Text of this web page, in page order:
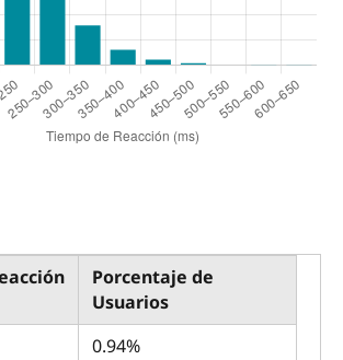
Porcentaje de
Usuarios
0.94%